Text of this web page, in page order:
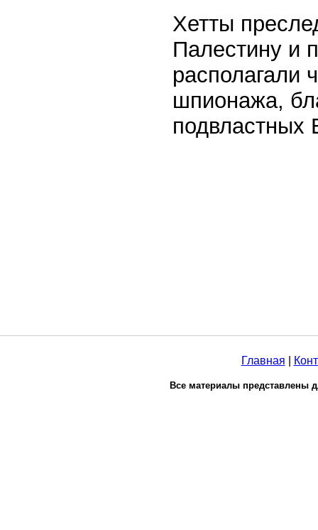
Хетты
Палестину и
располагали
шпионажа,
подвластных
Главная
Все материалы представлены